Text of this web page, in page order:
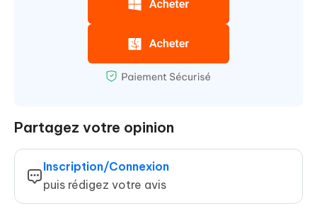
Partagez votre opinion
Inscription/Connexion
puis rédigez votre avis